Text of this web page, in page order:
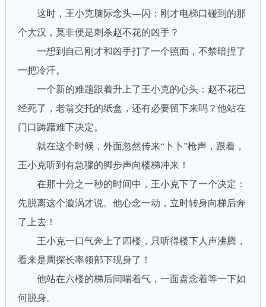
这时，王小克脑际念头—闪：刚才电梯口碰到的那
个大汉，莫非便是刺杀赵不花的凶手？
一想到自己刚才和凶手打了一个照面，不禁暗捏了
一把冷汗。
一个新的难题跟着升上了王小克的心头：赵不花已
经死了，老翁交托的纸盒，还有必要留下来吗？他站在
门口踌躇难下决定。
就在这个时候，外面忽然传来“卜卜”枪声，跟着，
王小克听到有急骤的脚步声向楼梯冲来！
在那十分之一秒的时间中，王小克下了一个决定：
先脱离这个漩涡才说。他心念一动，立时转身向梯后奔
了上去！
王小克一口气奔上了四楼，只听得楼下人声沸腾，
看来是周探长率领部下现身了！
他站在六楼的梯后间喘着气，一面盘念着等一下如
何脱身。